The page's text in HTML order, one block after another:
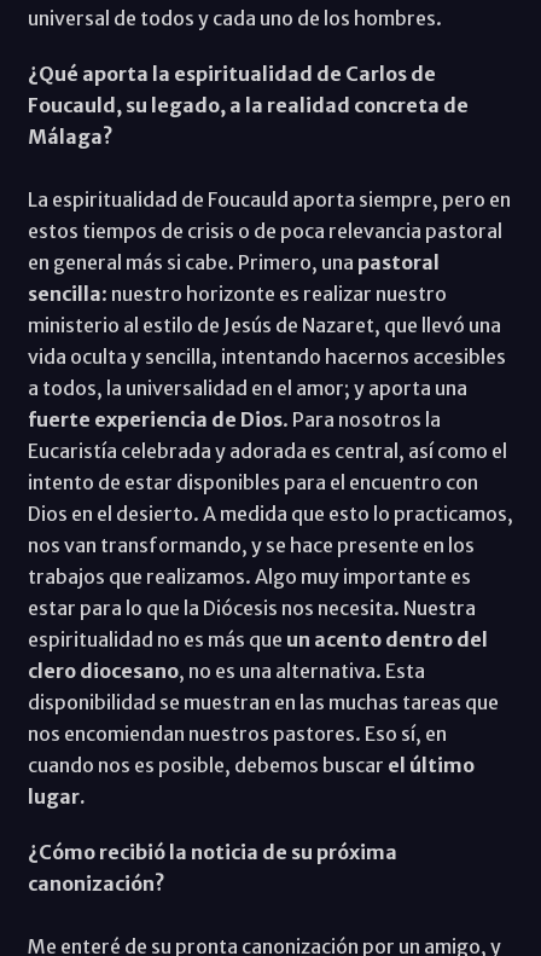
universal de todos y cada uno de los hombres.
¿Qué aporta la espiritualidad de Carlos de
Foucauld, su legado, a la realidad concreta de
Málaga?
La espiritualidad de Foucauld aporta siempre, pero en
estos tiempos de crisis o de poca relevancia pastoral
en general más si cabe. Primero, una pastoral
sencilla: nuestro horizonte es realizar nuestro
ministerio al estilo de Jesús de Nazaret, que llevó una
vida oculta y sencilla, intentando hacernos accesibles
a todos, la universalidad en el amor; y aporta una
fuerte experiencia de Dios. Para nosotros la
Eucaristía celebrada y adorada es central, así como el
intento de estar disponibles para el encuentro con
Dios en el desierto. A medida que esto lo practicamos,
nos van transformando, y se hace presente en los
trabajos que realizamos. Algo muy importante es
estar para lo que la Diócesis nos necesita. Nuestra
espiritualidad no es más que un acento dentro del
clero diocesano, no es una alternativa. Esta
disponibilidad se muestran en las muchas tareas que
nos encomiendan nuestros pastores. Eso sí, en
cuando nos es posible, debemos buscar el último
lugar.
¿Cómo recibió la noticia de su próxima
canonización?
Me enteré de su pronta canonización por un amigo, y